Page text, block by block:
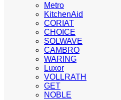
Metro
KitchenAid
CORIAT
CHOICE
SOLWAVE
CAMBRO
WARING
Luxor
VOLLRATH
GET
NOBLE